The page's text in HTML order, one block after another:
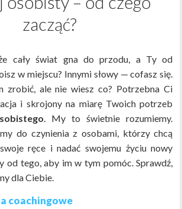
zacząć?
cały świat gna do przodu, a Ty od
w miejscu? Innymi słowy — cofasz się.
zrobić, ale nie wiesz co? Potrzebna Ci
i skrojony na miarę Twoich potrzeb
. My to świetnie rozumiemy.
do czynienia z osobami, którzy chcą
ręce i nadać swojemu życiu nowy
od tego, aby im w tym pomóc. Sprawdź,
dla Ciebie.
coachingowe